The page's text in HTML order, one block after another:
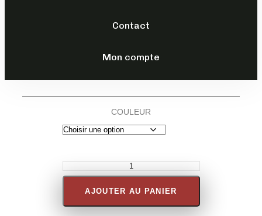
Contact
Mon compte
149,00
COULEUR
AJOUTER AU PANIER